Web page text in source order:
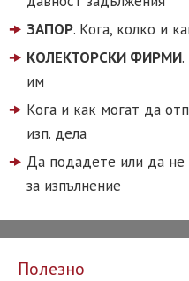
ЗАПОР. Кога, колко и
КОЛЕКТОРСКИ ФИРМИ
им
Кога и как могат да
изп. дела
Да подадете или да
за изпълнение
Полезно